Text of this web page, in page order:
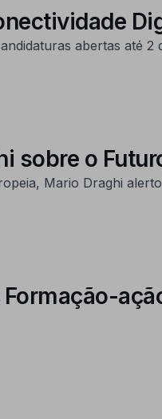
abertas até
sobre o
Mario Draghi